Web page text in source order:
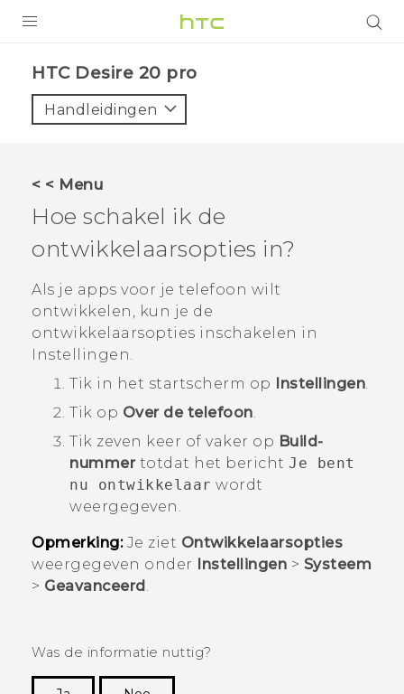
VIVE
AANBIEDINGEN
HTC Club
SUPPORT
HTC-apparaten & -accessoires
VIVERSE
Aanmelden
‎HTC Desire 20 pro‎
Handleidingen
< < Menu
Hoe schakel ik de
ontwikkelaarsopties in?
Als je apps voor je telefoon wilt
ontwikkelen, kun je de
ontwikkelaarsopties inschakelen in
Instellingen.
Tik in het startscherm op Instellingen.
Tik op Over de telefoon.
Tik zeven keer of vaker op Build-
nummertotdat het bericht Je bent
nu ontwikkelaar wordt
weergegeven.
Opmerking:Je ziet Ontwikkelaarsopties
weergegeven onder
Instellingen > Systeem
> Geavanceerd .
Was de informatie nuttig?